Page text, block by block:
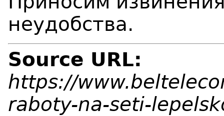
неудобства.
Source URL:
https://
raboty-na-seti-